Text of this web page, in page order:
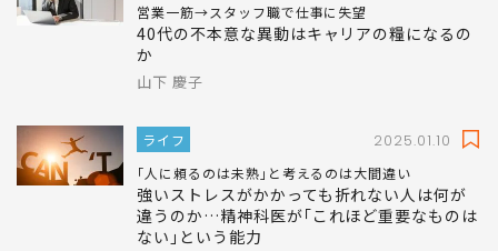
営業一筋→スタッフ職で仕事に失望
40代の不本意な異動はキャリアの糧になるの
か
山下 慶子
ライフ 2025.01.10
｢人に頼るのは未熟｣と考えるのは大間違い
強いストレスがかかっても折れない人は何が
違うのか…精神科医が｢これほど重要なものは
ない｣という能力